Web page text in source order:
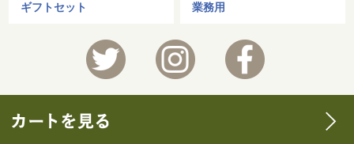
ギフトセット 業務用